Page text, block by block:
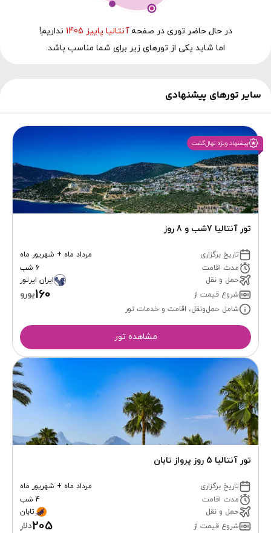
در حال‌ حاضر توری در صفحهآنتالیا پاییز 1405
نداریم!
اما شاید یکی از تورهای زیر برای شما مناسب باشد.
سایر تورهای پیشنهادی
تور آنتالیا 7شب و 8 روز
پیشنهاد ویژه نهال‌گشت
تاریخ برگزاری
مرداد ماه + شهریور ماه
مدت اقامت
6 شب
حمل و نقل
ایران ایرتور
شروع قیمت از
160یورو
شامل حمل‌ونقل، اقامت و خدمات تور
مشاهده تور
تور آنتالیا 5 روز پرواز تابان
تاریخ برگزاری
مرداد ماه + شهریور ماه
مدت اقامت
4 شب
حمل و نقل
تابان
شروع قیمت از
205دلار